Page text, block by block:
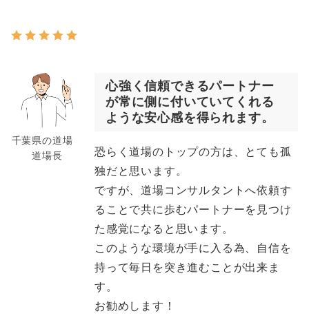
千葉県の道場
道場長
心強く信頼できるパートナー
が常に側に付いていてくれる
ような安心感を得られます。
恐らく道場のトップの方は、とても孤
独だと思います。
ですが、道場コンサルタントへ依頼す
ることで共に歩むパートナーを見つけ
た感覚になると思います。
このような環境が手に入る為、自信を
持って毎日を突き進むことが出来ま
す。
お勧めします！